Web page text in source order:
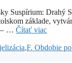
Drahý
základe,
– … Čítať viac
,F. Obdobie